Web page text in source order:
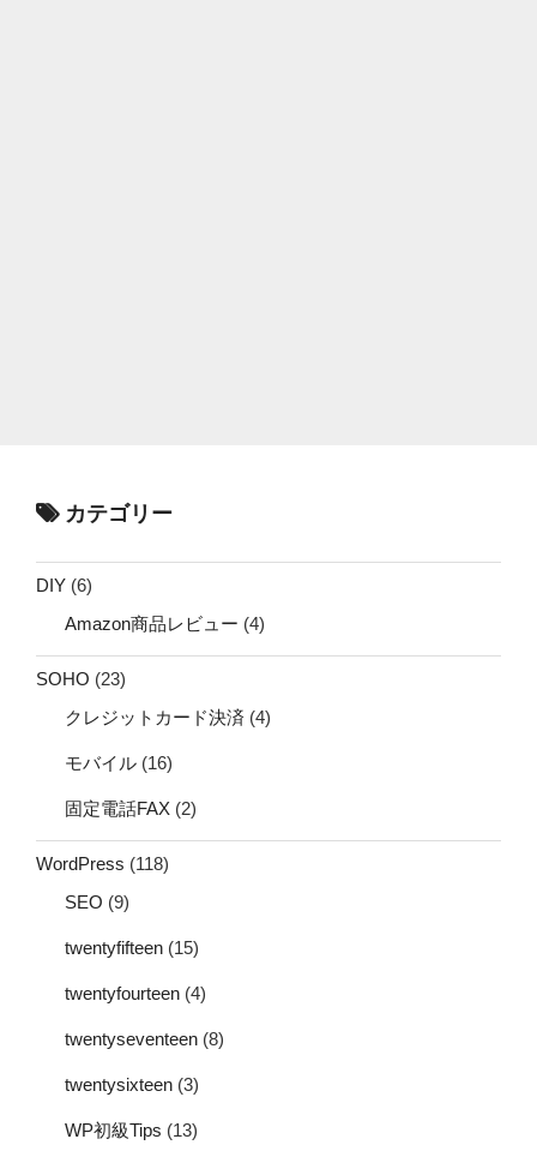
カテゴリー
DIY (6)
Amazon商品レビュー (4)
SOHO (23)
クレジットカード決済 (4)
モバイル (16)
固定電話FAX (2)
WordPress (118)
SEO (9)
twentyfifteen (15)
twentyfourteen (4)
twentyseventeen (8)
twentysixteen (3)
WP初級Tips (13)